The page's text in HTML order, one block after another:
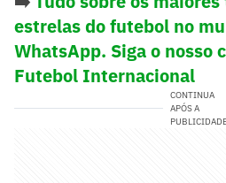
estrelas do futebol no
WhatsApp. Siga o nosso
Futebol Internacional
CONTINUA
APÓS A